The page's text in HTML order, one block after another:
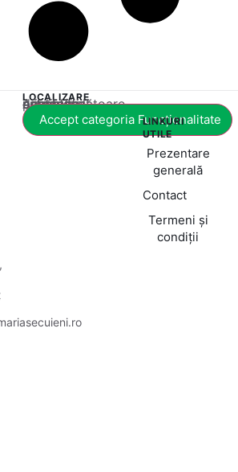
LOCALIZARE
Acest conținut este blocat până când acceptați categoria corespunzătoare de cookie-uri.
Accept categoria Funcționalitate
LINKURI
UTILE
Prezentare
generală
Contact
Termeni și
condiții